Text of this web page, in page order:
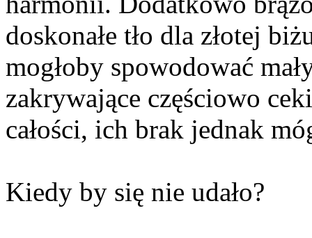
doskonałe tło dla złotej
mogłoby spowodować
zakrywające częściowo
całości, ich brak jednak
Kiedy by się nie udało?